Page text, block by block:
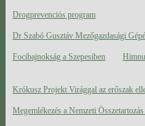
Drogprevenciós program
Dr Szabó Gusztáv Mezőgazdasági
Focibajnokság a Szepesiben
Krókusz Projekt Virággal az erőszak
Megemlékezés a Nemzeti